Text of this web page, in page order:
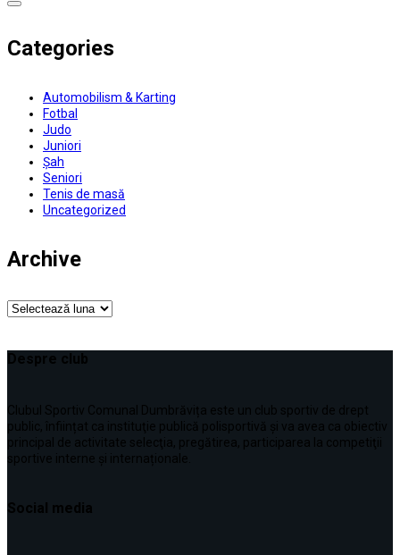
Categories
Automobilism & Karting
Fotbal
Judo
Juniori
Șah
Seniori
Tenis de masă
Uncategorized
Archive
Archive
Despre club
Clubul Sportiv Comunal Dumbrăvița este un club sportiv de drept
public, înființat ca instituţie publică polisportivă și va avea ca obiectiv
principal de activitate selecţia, pregătirea, participarea la competiţii
sportive interne şi internaționale.
Social media